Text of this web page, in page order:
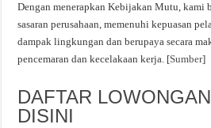
Dengan menerapkan Kebijakan Mutu, kami
sasaran perusahaan, memenuhi kepuasan
dampak lingkungan dan berupaya secara
pencemaran dan kecelakaan kerja. [Sumber]
DAFTAR
DISINI